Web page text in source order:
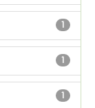
1
1
1